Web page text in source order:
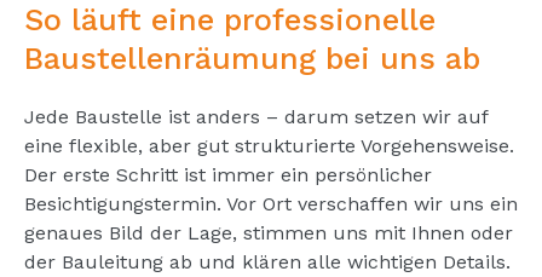
So läuft eine professionelle
Baustellenräumung bei uns ab
Jede Baustelle ist anders – darum setzen wir auf
eine flexible, aber gut strukturierte Vorgehensweise.
Der erste Schritt ist immer ein persönlicher
Besichtigungstermin. Vor Ort verschaffen wir uns ein
genaues Bild der Lage, stimmen uns mit Ihnen oder
der Bauleitung ab und klären alle wichtigen Details.